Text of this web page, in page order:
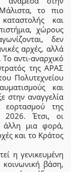
το πιο
και
χώρους
δεν
αρχές, αλλά
Το αντι-αναρχικό
της ΑΡΑΣ
Πολυτεχνείου
και
στην αναγγελία
της
2026. Έτσι, οι
άλλη μια φορά,
και το Κράτος
η γενικευμένη
κοινωνική βάση,